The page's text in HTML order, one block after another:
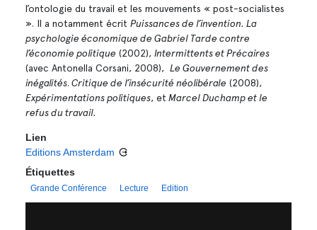
l’ontologie du travail et les mouvements « post-socialistes
». Il a notamment écrit Puissances de l’invention. La
psychologie économique de Gabriel Tarde contre
l’économie politique (2002), Intermittents et Précaires
(avec Antonella Corsani, 2008), Le Gouvernement des
inégalités. Critique de l’insécurité néolibérale (2008),
Expérimentations politiques, et Marcel Duchamp et le
refus du travail.
Lien
Editions Amsterdam
Étiquettes
Grande Conférence Lecture Edition